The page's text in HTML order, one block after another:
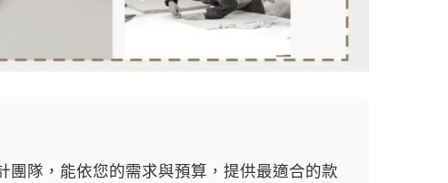
團隊，能依您的需求與預算，提供最適合的款